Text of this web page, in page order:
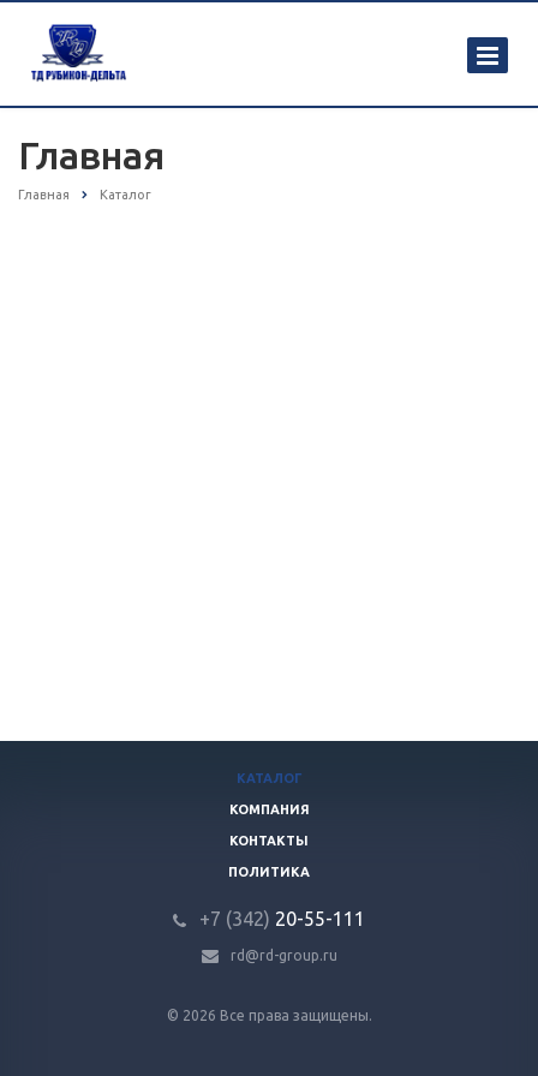
Главная
Главная Каталог
© 2026 Все права защищены.
КАТАЛОГ
КОМПАНИЯ
КОНТАКТЫ
ПОЛИТИКА
+7 (342) 20-55-111
rd@rd-group.ru